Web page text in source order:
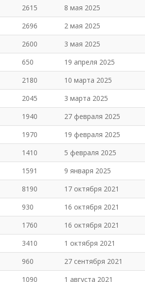
2615 8 мая 2025
2696 2 мая 2025
2600 3 мая 2025
650 19 апреля 2025
2180 10 марта 2025
2045 3 марта 2025
1940 27 февраля 2025
1970 19 февраля 2025
1410 5 февраля 2025
1591 9 января 2025
8190 17 октября 2021
930 16 октября 2021
1760 16 октября 2021
3410 1 октября 2021
960 27 сентября 2021
1090 1 августа 2021